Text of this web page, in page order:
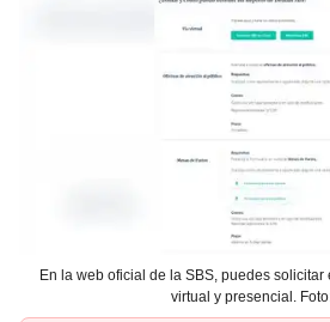
En la web oficial de la SBS, puedes
virtual y presencial.